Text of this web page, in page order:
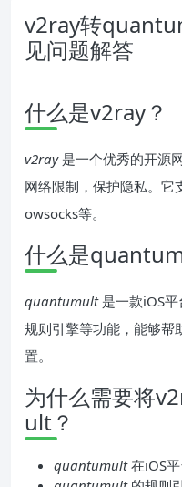
v2ray转
见问题解答
什么是v2ray？
v2ray是一个优秀的开源
网络限制，保护隐私。它
owsocks等。
什么是
quantumult是一款iOS平
规则引擎等功能，能够帮
置。
为什么需要将
ult？
quantumult在iOS平